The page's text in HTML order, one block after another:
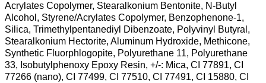
Acrylates Copolymer, Stearalkonium Bentonite, N-Butyl
Alcohol, Styrene/Acrylates Copolymer, Benzophenone-1,
Silica, Trimethylpentanediyl Dibenzoate, Polyvinyl Butyral,
Stearalkonium Hectorite, Aluminum Hydroxide, Methicone,
Synthetic Fluorphlogopite, Polyurethane 11, Polyurethane
33, Isobutylphenoxy Epoxy Resin, +/-: Mica, CI 77891, CI
77266 (nano), CI 77499, CI 77510, CI 77491, CI 15880, CI